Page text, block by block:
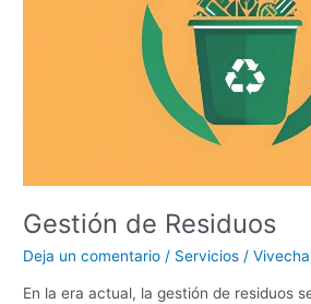
Gestión de Residuos
Deja un comentario / Servicios /
En la era actual, la gestión de residuos